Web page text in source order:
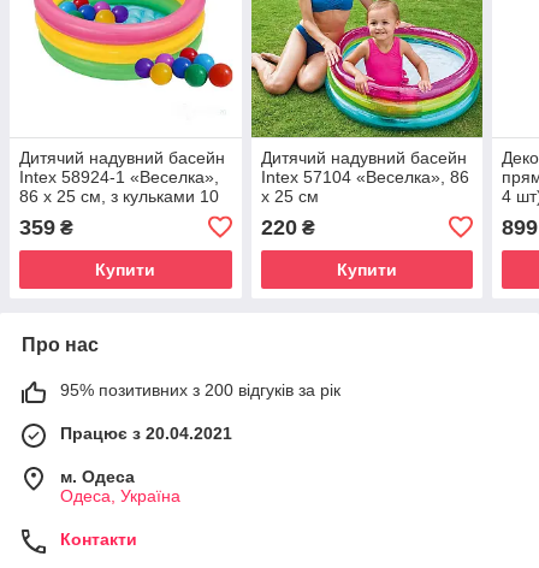
Дитячий надувний басейн
Intex 58924-1 «Веселка»,
86 х 25 см, з кульками 10
359 ₴
Купити
Дитячий надувний басейн
Intex 57104 «Веселка», 86
х 25 см
220₴
Купити
4
899
Про нас
95% позитивних з 200 відгуків за рік
Працює з 20.04.2021
м. Одеса
Одеса, Україна
Контакти